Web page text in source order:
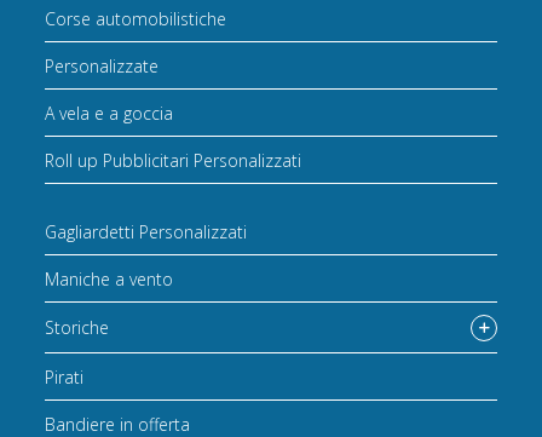
Corse automobilistiche
Personalizzate
A vela e a goccia
Roll up Pubblicitari Personalizzati
Gagliardetti Personalizzati
Maniche a vento
Storiche
Pirati
Bandiere in offerta